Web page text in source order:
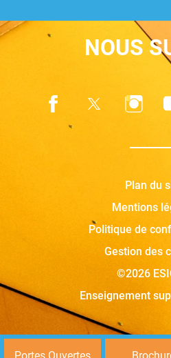
NOUS
Plan du
Mentions
Politique de
Gestion des
©2026
Enseignement
Portes Ouvertes